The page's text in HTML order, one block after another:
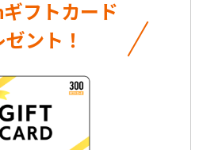
フトカード
ゼント！